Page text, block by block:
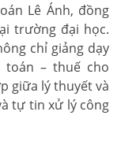
Lê Ánh, đồng
trường đại học.
chỉ giảng dạy
– thuế cho
giữa lý thuyết và
tự tin xử lý công